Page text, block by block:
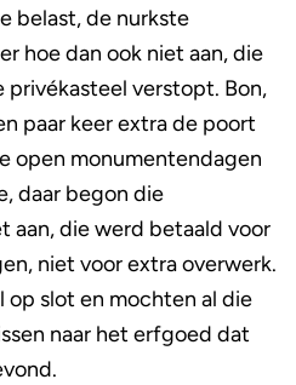
belast, de nurkste
hoe dan ook niet aan, die
privékasteel verstopt. Bon,
paar keer extra de poort
open monumentendagen
daar begon die
aan, die werd betaald voor
niet voor extra overwerk.
op slot en mochten al die
naar het erfgoed dat